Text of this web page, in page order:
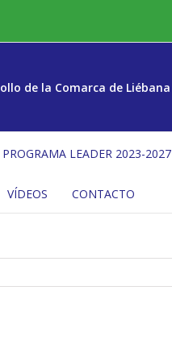
de la Comarca de Liébana
PROGRAMA LEADER 2023-2027
VÍDEOS CONTACTO